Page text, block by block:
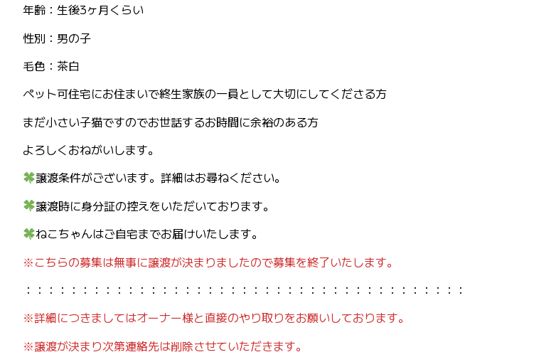
年齢：生後3ヶ月くらい
性別：男の子
毛色：茶白
ペット可住宅にお住まいで終生家族の一員として大切にしてくださる方
まだ小さい子猫ですのでお世話するお時間に余裕のある方
よろしくおねがいします。
譲渡条件がございます。詳細はお尋ねください。
譲渡時に身分証の控えをいただいております。
ねこちゃんはご自宅までお届けいたします。
※こちらの募集は無事に譲渡が決まりましたので募集を終了いたします。
：：：：：：：：：：：：：：：：：：：：：：：：：：：：：：：：：：：：：：：
※詳細につきましてはオーナー様と直接のやり取りをお願いしております。
※譲渡が決まり次第連絡先は削除させていただきます。